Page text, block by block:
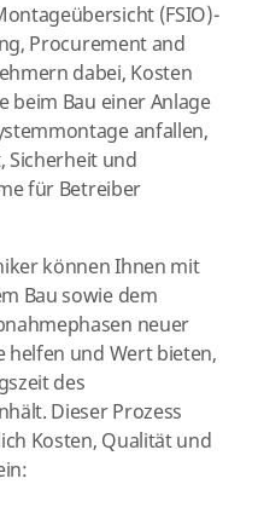
(FSIO)-
Procurement and
dabei, Kosten
beim Bau einer Anlage
anfallen,
Sicherheit und
für Betreiber
können Ihnen mit
Bau sowie dem
neuer
und Wert bieten,
des
Dieser Prozess
Kosten, Qualität und